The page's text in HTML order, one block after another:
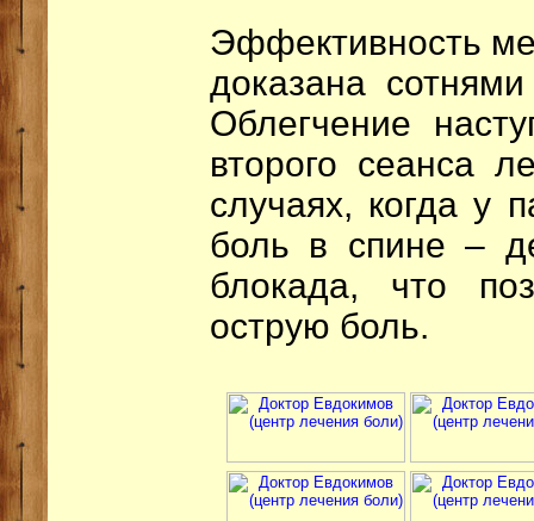
Эффективность
доказана
Облегчение
второго сеанса
случаях, когда у
боль в спине –
блокада, что
острую боль.